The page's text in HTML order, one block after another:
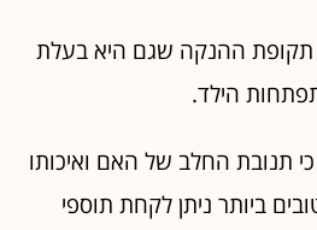
תקופת ההנקה שגם היא בעלת
הילד.
תנובת החלב של האם ואיכותו
ביותר ניתן לקחת תוספי